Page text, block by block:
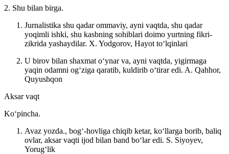
2. Shu bilan birga.
Jurnalistika shu qadar ommaviy, ayni vaqtda, shu qadar
yoqimli ishki, shu kasbning sohiblari doimo yurtning fikri-
zikrida yashaydilar. X. Yodgorov, Hayot toʻlqinlari
U birov bilan shaxmat oʻynar va, ayni vaqtda, yigirmaga
yaqin odamni ogʻziga qaratib, kuldirib oʻtirar edi. A. Qahhor,
Quyushqon
Aksar vaqt
Koʻpincha.
Avaz yozda., bogʻ-hovliga chiqib ketar, koʻllarga borib, baliq
ovlar, aksar vaqti ijod bilan band boʻlar edi. S. Siyoyev,
Yorugʻlik